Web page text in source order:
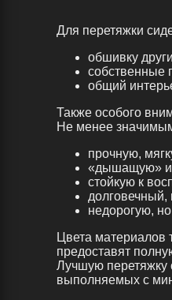
Для перетяжки
обшивку
собственные
общий
Также особого
Не менее
прочную,
«дышащую» и
стойкую к
недорогую,
Цвета материалов
предоставят
Лучшую перетяжку
выполняемых с